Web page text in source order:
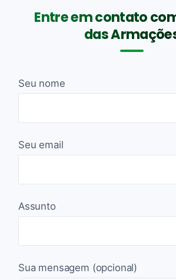
Entre em contato
das
Seu nome
Seu email
Assunto
Sua mensagem (opcional)